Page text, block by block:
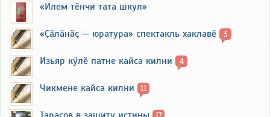
«Илем тӗнчи тата шкул»
«Ҫӑлӑнӑҫ — юратура» спектакль хаклавӗ 3
Изьяр кӳлӗ патне кайса килни 4
Чикмене кайса килни 11